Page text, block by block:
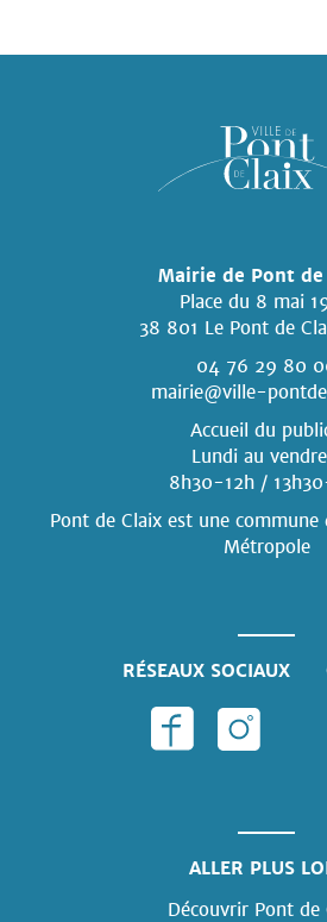
Mairie de Pont de
Place du 8 mai
38 801 Le Pont de
04 76 29 80
mairie@ville-
Accueil du
Lundi au
8h30-12h /
Pont de Claix est une commune
Métropole
RÉSEAUX SOCIAUX
ALLER PLUS
Découvrir Pont de